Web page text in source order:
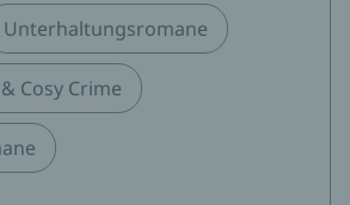
Unterhaltungsromane
Cosy Crime